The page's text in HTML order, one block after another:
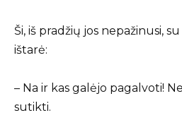
Ši, iš pradžių jos nepažinusi,
ištarė:
– Na ir kas galėjo pagalvoti!
sutikti.